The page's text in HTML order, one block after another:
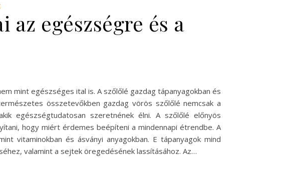
az egészségre és a
mint egészséges ital is. A szőlőlé gazdag tápanyagokban és
összetevőkben gazdag vörös szőlőlé nemcsak a
egészségtudatosan szeretnének élni. A szőlőlé előnyös
hogy miért érdemes beépíteni a mindennapi étrendbe. A
vitaminokban és ásványi anyagokban. E tápanyagok mind
valamint a sejtek öregedésének lassításához. Az…